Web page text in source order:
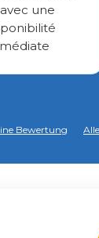
une
Bewertung